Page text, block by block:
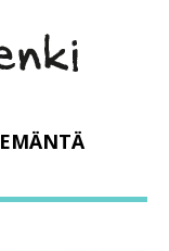
EMÄNTÄ